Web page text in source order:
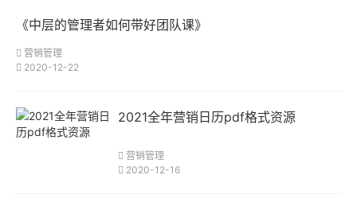
《中层的管理者如何带好团队课》
营销管理
2020-12-22
2021全年营销日历pdf格式资源
营销管理
2020-12-16